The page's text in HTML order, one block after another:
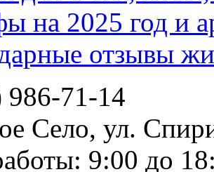
на 2025 год и
отзывы
986-71-14
Село, ул.
9:00 до